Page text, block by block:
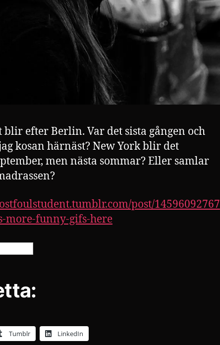
blir efter Berlin. Var det sista gången och
kosan härnäst? New York blir det
men nästa sommar? Eller samlar
post/14596092767
more-funny-gifs-here
Tumblr LinkedIn